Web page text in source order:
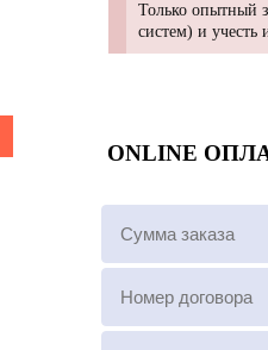
Только опытный
систем) и
ONLINE